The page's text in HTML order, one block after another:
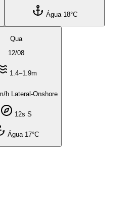
Água 18°C
Qua
12/08
1.4–1.9m
h Lateral-Onshore
12s S
Água 17°C